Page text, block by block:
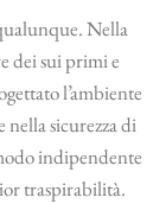
Nella
dei sui primi e
l’ambiente
sicurezza di
indipendente
traspirabilità.